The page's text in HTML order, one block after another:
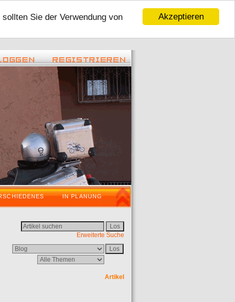
Akzeptieren
Sie der Verwendung von
- 22:45 ) - Tour 2016( 06.01.2016 - 16:59 ) -
IN PLANUNG
Erweiterte Suche
Artikel